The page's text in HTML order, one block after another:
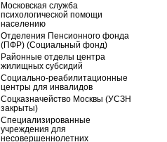
Московская служба
психологической помощи
населению
Отделения Пенсионного фонда
(ПФР) (Социальный фонд)
Районные отделы центра
жилищных субсидий
Социально-реабилитационные
центры для инвалидов
Соцказначейство Москвы (УСЗН
закрыты)
Специализированные
учреждения для
несовершеннолетних